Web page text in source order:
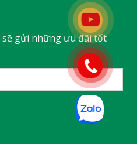
sẽ gửi những ưu đãi tốt